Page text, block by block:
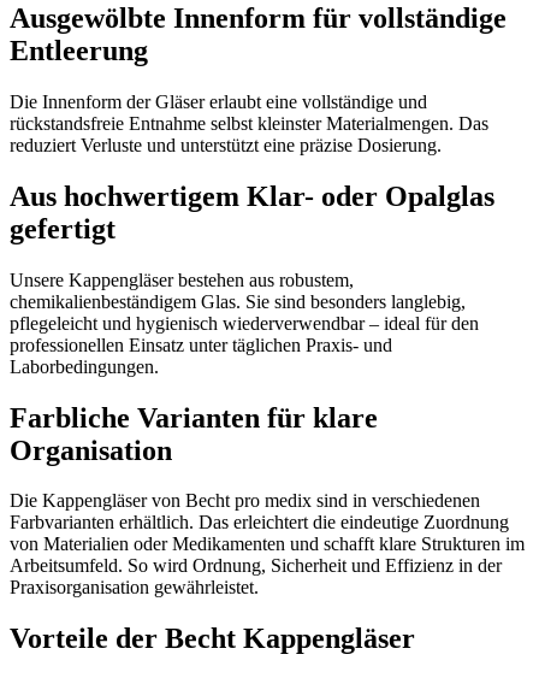
Ausgewölbte Innenform für vollständige
Entleerung
Die Innenform der Gläser erlaubt eine vollständige und
rückstandsfreie Entnahme selbst kleinster Materialmengen. Das
reduziert Verluste und unterstützt eine präzise Dosierung.
Aus hochwertigem Klar- oder Opalglas
gefertigt
Unsere Kappengläser bestehen aus robustem,
chemikalienbeständigem Glas. Sie sind besonders langlebig,
pflegeleicht und hygienisch wiederverwendbar – ideal für den
professionellen Einsatz unter täglichen Praxis- und
Laborbedingungen.
Farbliche Varianten für klare
Organisation
Die Kappengläser von Becht pro medix sind in verschiedenen
Farbvarianten erhältlich. Das erleichtert die eindeutige Zuordnung
von Materialien oder Medikamenten und schafft klare Strukturen im
Arbeitsumfeld. So wird Ordnung, Sicherheit und Effizienz in der
Praxisorganisation gewährleistet.
Vorteile der Becht Kappengläser